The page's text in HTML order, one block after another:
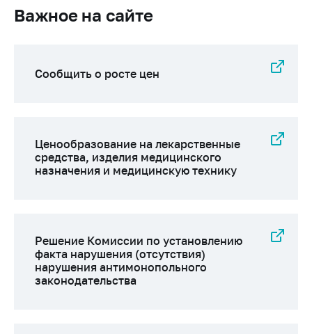
Выставочная
деятельность в
Защита
Новости
Обратиться в МАРТ
Прямaя телефоннaя
линия
Горячая линия
Важное на сайте
Сообщить о росте цен
Ценообразование на лекарственные
средства, изделия медицинского
назначения и медицинскую технику
Решение Комиссии по установлению
факта нарушения (отсутствия)
нарушения антимонопольного
законодательства